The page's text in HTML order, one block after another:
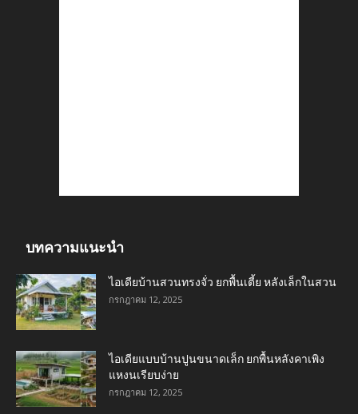
บทความแนะนำ
ไอเดียบ้านสวนทรงจั่ว ยกพื้นเตี้ย หลังเล็กในสวน
กรกฎาคม 12, 2025
ไอเดียแบบบ้านปูนขนาดเล็ก ยกพื้นหลังคาเพิง
แหงนเรียบง่าย
กรกฎาคม 12, 2025